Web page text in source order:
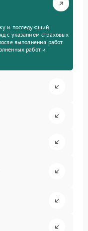
и последующий
с указанием страховых
выполнения работ
работ и